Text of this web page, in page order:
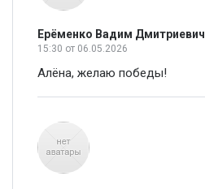
Ерёменко Вадим Дмитриевич
15:30 от 06.05.2026
Алёна, желаю победы!